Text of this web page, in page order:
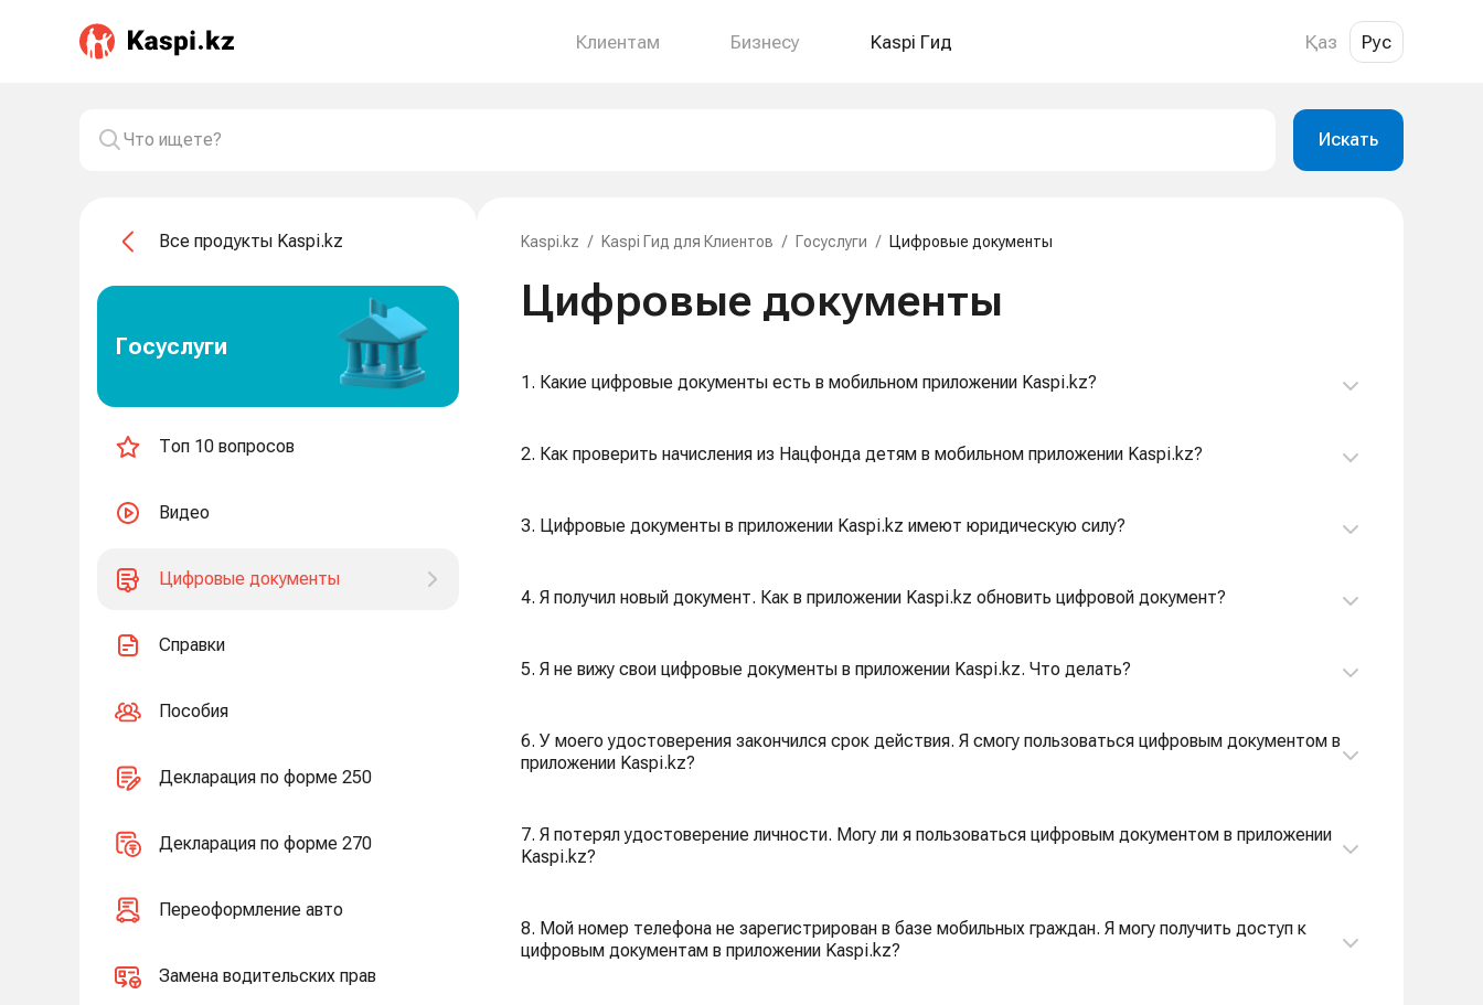
Клиентам Бизнесу Kaspi Гид Қаз Рус
Искать
Все продукты Kaspi.kz
Госуслуги
Топ 10 вопросов
Видео
Цифровые документы
Справки
Пособия
Декларация по форме 250
Декларация по форме 270
Переоформление авто
Замена водительских прав
Kaspi.kz / Kaspi Гид для Клиентов / Госуслуги / Цифровые документы
Цифровые документы
1. Какие цифровые документы есть в мобильном приложении Kaspi.kz?
2. Как проверить начисления из Нацфонда детям в мобильном приложении Kaspi.kz?
3. Цифровые документы в приложении Kaspi.kz имеют юридическую силу?
4. Я получил новый документ. Как в приложении Kaspi.kz обновить цифровой документ?
5. Я не вижу свои цифровые документы в приложении Kaspi.kz. Что делать?
6. У моего удостоверения закончился срок действия. Я смогу пользоваться цифровым документом в
приложении Kaspi.kz?
7. Я потерял удостоверение личности. Могу ли я пользоваться цифровым документом в приложении
Kaspi.kz?
8. Мой номер телефона не зарегистрирован в базе мобильных граждан. Я могу получить доступ к
цифровым документам в приложении Kaspi.kz?